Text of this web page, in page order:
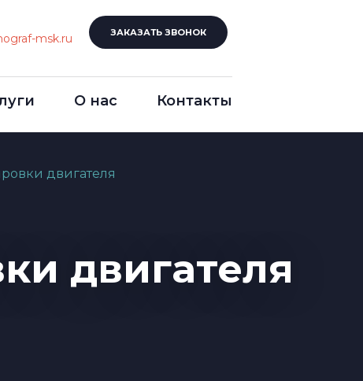
msk.ru ЗАКАЗАТЬ ЗВОНОК
О нас Контакты
двигателя
двигателя